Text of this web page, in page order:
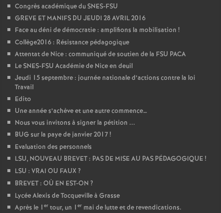
Congrès académique du SNES-FSU
GREVE ET MANIFS DU JEUDI 28 AVRIL 2016
Face au déni de démocratie : amplifions la mobilisation !
Collège2016 : Résistance pédagogique
Attentat de Nice : communiqué de soutien de la FSU PACA
Le SNES-FSU Académie de Nice en deuil
Jeudi 15 septembre : journée nationale d’actions contre la loi
Travail
Edito
Une année s’achève et une autre commence…
Nous vous invitons à signer la pétition ...
BUG sur la paye de janvier 2017!
Evaluation des personnels
LSU, NOUVEAU BREVET : PAS DE MISE AU PAS PÉDAGOGIQUE !
LSU : VRAI OU FAUX ?
BREVET : OÙ EN EST-ON ?
Lycée Alexis de Tocqueville à Grasse
Après le 1 er tour, un 1 er mai de lutte et de revendications.